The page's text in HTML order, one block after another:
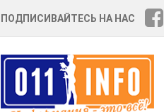
ПОДПИСИВАЙТЕСЬ НА НАС